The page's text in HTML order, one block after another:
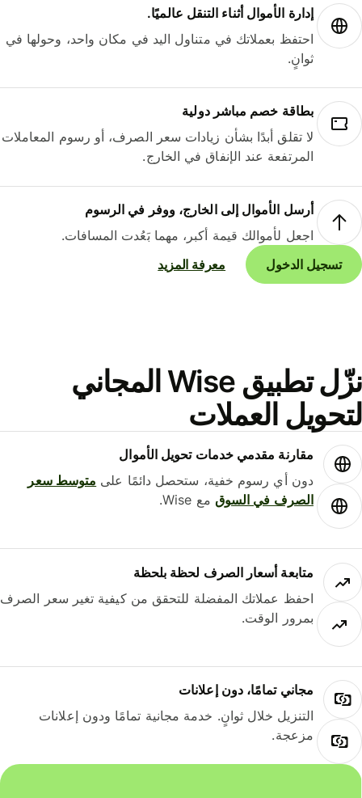
إدارة الأموال أثناء التنقل عالميًا.
احتفظ بعملاتك في متناول اليد في مكان واحد، وحولها في
ثوانٍ.
بطاقة خصم مباشر دولية
لا تقلق أبدًا بشأن زيادات سعر الصرف، أو رسوم المعاملات
المرتفعة عند الإنفاق في الخارج.
أرسل الأموال إلى الخارج، ووفر في الرسوم
اجعل لأموالك قيمة أكبر، مهما بَعُدت المسافات.
تسجيل الدخول
معرفة المزيد
نزّل تطبيق Wise المجاني
العملات
مقارنة مقدمي خدمات تحويل الأموال
دون أي رسوم خفية، ستحصل دائمًا علىمتوسط ​​سعر
الصرف في السوقمع Wise.
متابعة أسعار الصرف لحظة بلحظة
احفظ عملاتك المفضلة للتحقق من كيفية تغير سعر الصرف
بمرور الوقت.
مجاني تمامًا، دون إعلانات
التنزيل خلال ثوانٍ. خدمة مجانية تمامًا ودون إعلانات
مزعجة.